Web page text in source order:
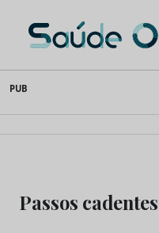
to
content
Saúde Oral
PUB
Passos cadentes